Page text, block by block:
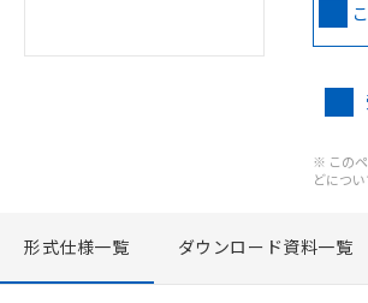
※ この
どにつ
形式仕様一覧 ダウンロード資料一覧